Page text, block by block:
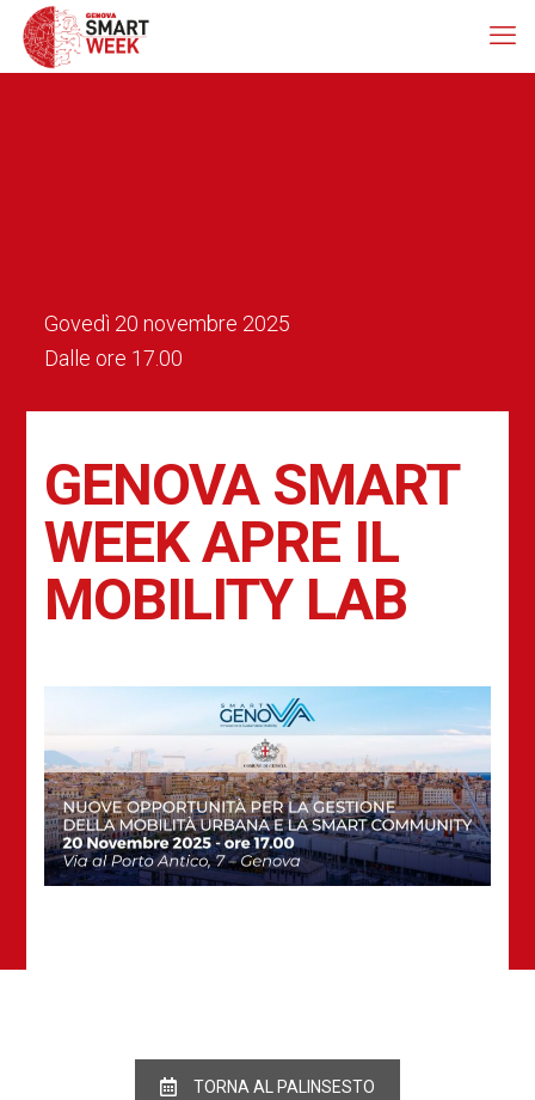
Govedì 20 novembre 2025
Dalle ore 17.00
GENOVA SMART
WEEK APRE IL
MOBILITY LAB
TORNA AL PALINSESTO